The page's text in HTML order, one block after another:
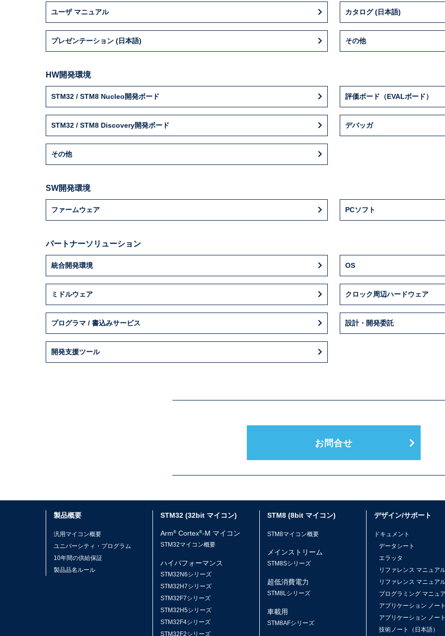
ユーザ マニュアル カタログ (日本語)
プレゼンテーション (日本語) その他
HW開発環境
STM32 / STM8 Nucleo開発ボード 評価ボード（EVALボード）
STM32 / STM8 Discovery開発ボード デバッガ
その他
SW開発環境
ファームウェア PCソフト
パートナーソリューション
統合開発環境 OS
ミドルウェア クロック周辺ハードウェア
プログラマ / 書込みサービス 設計・開発委託
開発支援ツール
お問合せ
製品概要
汎用マイコン概要
ユニバーシティ・プログラム
10年間の供給保証
製品品名ルール
STM32 (32bit マイコン)
Arm® Cortex®-M マイコン
STM32マイコン概要
ハイパフォーマンス
STM32N6シリーズ
STM32H7シリーズ
STM32F7シリーズ
STM32H5シリーズ
STM32F4シリーズ
STM32F2シリーズ
STM8 (8bit マイコン)
STM8マイコン概要
メインストリーム
STM8Sシリーズ
超低消費電力
STM8Lシリーズ
車載用
STM8AFシリーズ
デザイン/サポート
ドキュメント
データシート
エラッタ
リファレンス マニュア
リファレンス マニュア
プログラミング マニュ
アプリケーション ノート
アプリケーション ノー
技術ノート（日本語）